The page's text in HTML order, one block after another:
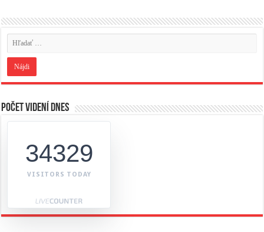
Počet videní dnes
34329
VISITORS TODAY